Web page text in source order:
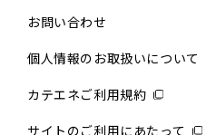
お問い合わせ
個人情報のお取扱いについて
カテエネご利用規約
サイトのご利用にあたって